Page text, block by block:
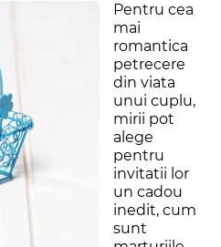
Pentru cea
mai
romantica
petrecere
din viata
unui cuplu,
mirii pot
alege
pentru
invitatii lor
un cadou
inedit, cum
sunt